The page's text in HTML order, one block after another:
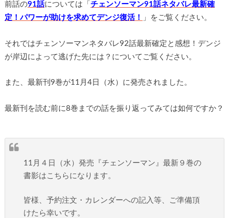
前話の91話については「 チェンソーマン91話ネタバレ最新確
定！パワーが助けを求めてデンジ復活！
」をご覧ください。
それではチェンソーマンネタバレ92話最新確定と感想！デンジ
が岸辺によって逃げた先には？についてご覧ください。
また、最新刊9巻が11月4日（水）に発売されました。
最新刊を読む前に8巻までの話を振り返ってみては如何ですか？
11月４日（水）発売『チェンソーマン』最新９巻の
書影はこちらになります。
皆様、予約注文・カレンダーへの記入等、ご準備頂
けたら幸いです。